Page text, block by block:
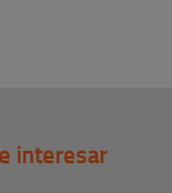
interesar